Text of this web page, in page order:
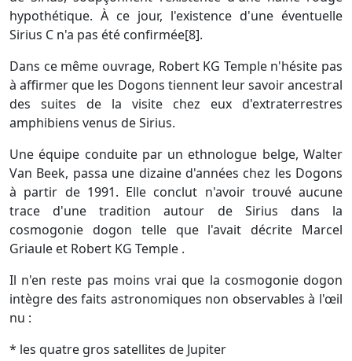
hypothétique. À ce jour, l'existence d'une éventuelle
Sirius C n'a pas été confirmée[8].
Dans ce même ouvrage, Robert KG Temple n'hésite pas
à affirmer que les Dogons tiennent leur savoir ancestral
des suites de la visite chez eux d'extraterrestres
amphibiens venus de Sirius.
Une équipe conduite par un ethnologue belge, Walter
Van Beek, passa une dizaine d'années chez les Dogons
à partir de 1991. Elle conclut n'avoir trouvé aucune
trace d'une tradition autour de Sirius dans la
cosmogonie dogon telle que l'avait décrite Marcel
Griaule et Robert KG Temple .
Il n'en reste pas moins vrai que la cosmogonie dogon
intègre des faits astronomiques non observables à l'œil
nu :
* les quatre gros satellites de Jupiter